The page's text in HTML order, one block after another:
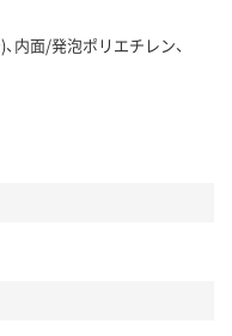
内面/発泡ポリエチレン、